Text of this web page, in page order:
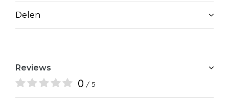
Delen
Reviews
0 / 5